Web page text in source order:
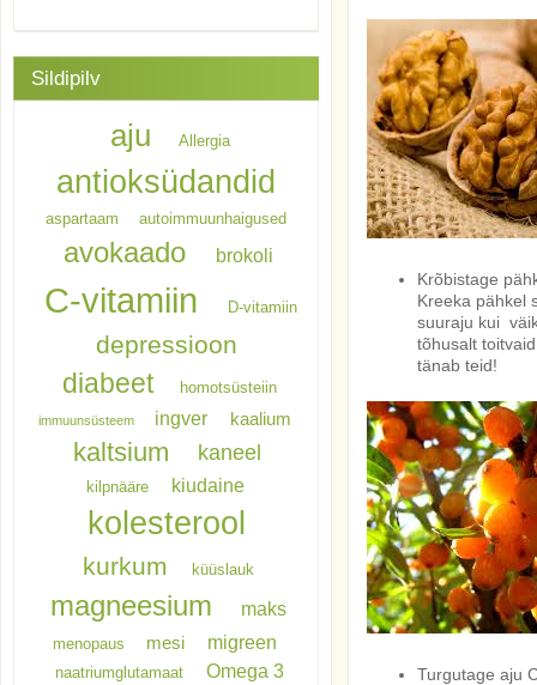
Krõbistage
Kreeka pähkel
suuraju kui
tõhusalt
tänab teid!
Turgutage aju
Sildipilv
aju Allergia
antioksüdandid
aspartaam autoimmuunhaigused
avokaado brokoli
C-vitamiin D-vitamiin
depressioon
diabeet homotsüsteiin
immuunsüsteem ingver kaalium
kaltsium kaneel
kilpnääre kiudaine
kolesterool
kurkum küüslauk
magneesium maks
menopaus mesi migreen
naatriumglutamaat
Omega 3